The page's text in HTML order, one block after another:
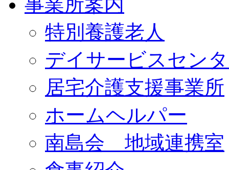
特別養護老人
デイサービスセン
居宅介護支援事業所
ホームヘルパー
南島会 地域連携室